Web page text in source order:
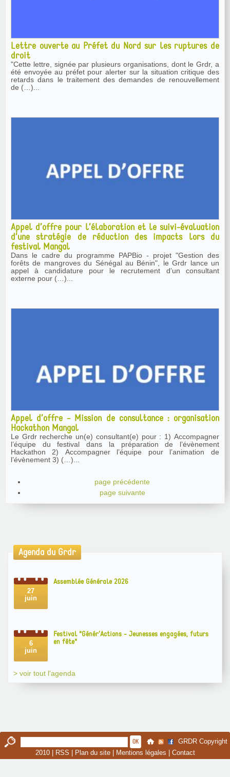
Lettre ouverte au Préfet du Nord sur les ruptures de
droit
"Cette lettre, signée par plusieurs organisations, dont le Grdr, a
été envoyée au préfet pour alerter sur la situation critique des
retards dans le traitement des demandes de renouvellement
de (…)...
Appel d’offre pour l’élaboration et le suivi-évaluation
d’une stratégie de réduction des impacts lors du
festival Mangal
Dans le cadre du programme PAPBio - projet "Gestion des
forêts de mangroves du Sénégal au Bénin", le Grdr lance un
appel à candidature pour le recrutement d’un consultant
externe pour (…)...
Appel d’offre - Mission de consultance : organisation
Hackathon Mangal
Le Grdr recherche un(e) consultant(e) pour : 1) Accompagner
l’équipe du festival dans la préparation de l’évènement
Hackathon 2) Accompagner l’équipe pour l’animation de
l’évènement 3) (…)...
page précédente
page suivante
Agenda du Grdr
27
juin
Assemblée Générale 2026
6
juin
Festival "Génér’Actions - Jeunesses engagées, futurs
en fête"
> voir tout l'agenda
GRDR Copyright
2010 |
RSS Plan du site| Mentions légales Contact